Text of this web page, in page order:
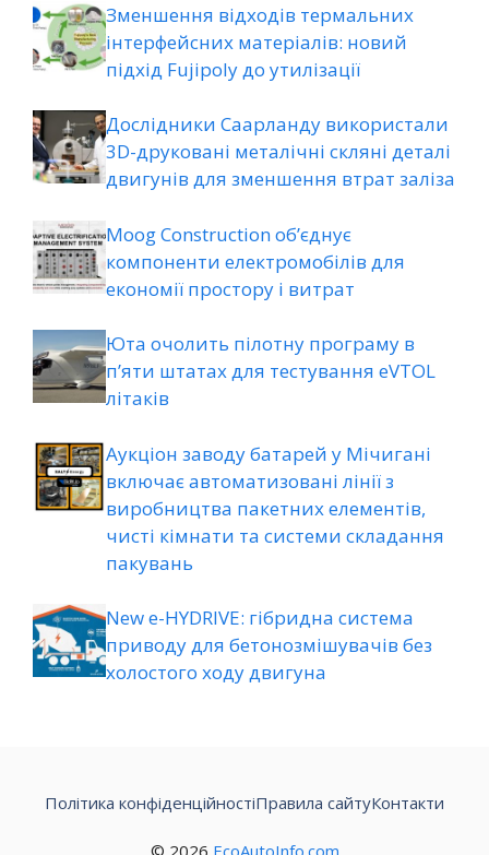
Зменшення відходів термальних
інтерфейсних матеріалів: новий
підхід Fujipoly до утилізації
Дослідники Саарланду використали
3D-друковані металічні скляні деталі
двигунів для зменшення втрат заліза
Moog Construction об’єднує
компоненти електромобілів для
економії простору і витрат
Юта очолить пілотну програму в
п’яти штатах для тестування eVTOL
літаків
Аукціон заводу батарей у Мічигані
включає автоматизовані лінії з
виробництва пакетних елементів,
чисті кімнати та системи складання
пакувань
New e-HYDRIVE: гібридна система
приводу для бетонозмішувачів без
холостого ходу двигуна
© 2026 EcoAutoInfo.com
Політика конфіденційностіПравила сайтуКонтакти